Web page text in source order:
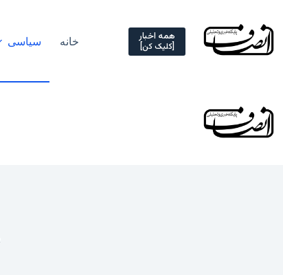
content
همه اخبار
[کلیک کن] خانه سیاسی